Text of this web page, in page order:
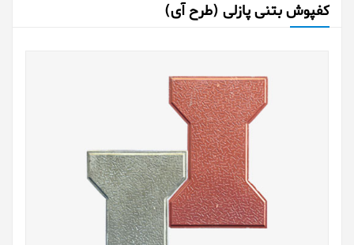
کفپوش بتنی پازلی (طرح آی)